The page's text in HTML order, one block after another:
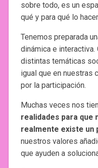
sobre todo, es un
qué y para qué lo
Tenemos preparada
dinámica e
distintas temáticas
igual que en nuestras
por la participación.
Muchas veces nos
realidades para que
realmente existe un
nuestros valores
que ayuden a